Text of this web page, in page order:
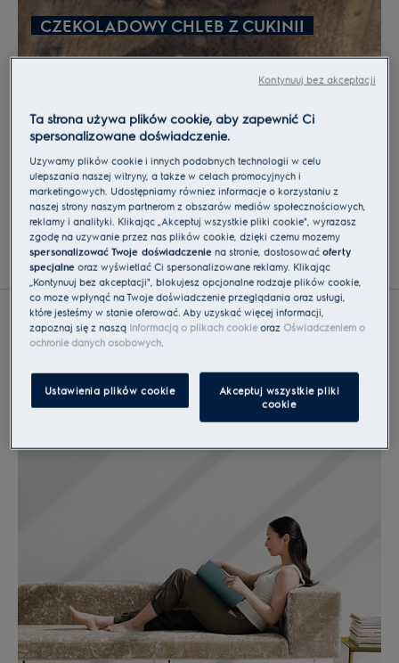
konsystencji dodaj pokruszoną czekoladę i dobrze
wymieszaj.
Wlej ciasto do natłuszczonej i wyłożonej papierem
do pieczenia tortownicy o średnicy 25 cm. Upewnij
grudek. Piecz przez 18-22 minuty do uzyskania
złotawej barwy. Brzegi ciasta powinny być puszyste
(środek nadal miękki). Poczekaj 10 minut, aż
wystygnie, a potem małym nożem przejedź wzdłuż
brzegów tortownicy, by odkleić ciasto od formy.
Przed wyjęciem z formy i nałożeniem tortu na paterę,
poczekaj co najmniej 4 godziny, aż wystygnie.
CZEKOLADOWY CHLEB Z CUKINII
BEZA CYTRYNOWA
Ta strona używa plików cookie, aby zapewnić Ci
spersonalizowane doświadczenie.
Używamy plików cookie i innych podobnych technologii w celu
ulepszania naszej witryny, a także w celach promocyjnych i
marketingowych. Udostępniamy również informacje o korzystaniu z
naszej strony naszym partnerom z obszarów mediów społecznościowych,
reklamy i analityki. Klikając „Akceptuj wszystkie pliki cookie", wyrażasz
zgodę na używanie przez nas plików cookie, dzięki czemu możemy
spersonalizować Twoje doświadczenie na stronie, dostosowaćoferty
specjalne oraz wyświetlać Ci spersonalizowane reklamy. Klikając
„Kontynuuj bez akceptacji", blokujesz opcjonalne rodzaje plików cookie,
co może wpłynąć na Twoje doświadczenie przeglądania oraz usługi,
które jesteśmy w stanie oferować. Aby uzyskać więcej informacji,
zapoznaj się z naszą Informacją o plikach cookieoraz Oświadczeniem o
ochronie danych osobowych.
Ustawienia plików cookie
Akceptuj wszystkie pliki
cookie
Kontynuuj bez akceptacji